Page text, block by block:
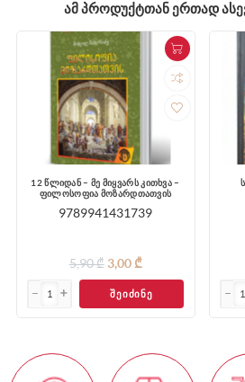
ᲐᲛ ᲞᲠᲝᲓᲣᲥᲢᲗᲐᲜ ᲔᲠᲗᲐᲓ
12 წლიდან – მე მიყვარს კითხვა –
ფილოსოფია მოზარდთათვის
9789941431739
5,90 ₾ 3,00 ₾
ᲨᲔᲘᲫᲘᲜᲔ